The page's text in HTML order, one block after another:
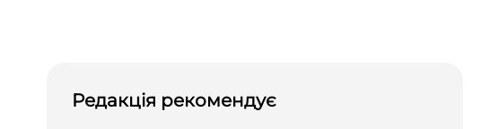
Редакція рекомендує